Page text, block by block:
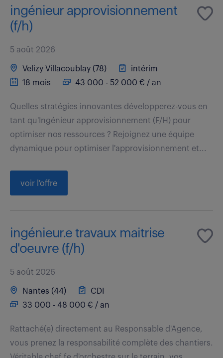
ingénieur approvisionnement
(f/h)
5 août 2026
Velizy Villacoublay (78)
intérim
18 mois
43 000 - 52 000 € / an
Quelles stratégies innovantes développerez-vous en
tant qu'Ingénieur approvisionnement (F/H) pour
optimiser nos ressources ? Rejoignez une équipe
dynamique pour optimiser l'approvisionnement et...
voir l'offre
ingénieur.e travaux maitrise
d'oeuvre (f/h)
5 août 2026
Nantes (44)
CDI
33 000 - 48 000 € / an
Rattaché(e) directement au Responsable d'Agence,
vous prenez la responsabilité complète des chantiers.